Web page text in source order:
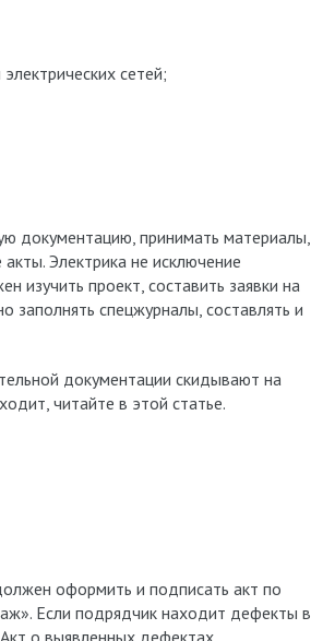
сетей;
документацию, принимать материалы,
Электрика не исключение
изучить проект, составить заявки на
заполнять спецжурналы, составлять и
документации скидывают на
читайте в этой статье.
оформить и подписать акт по
Если подрядчик находит дефекты в
о выявленных дефектах